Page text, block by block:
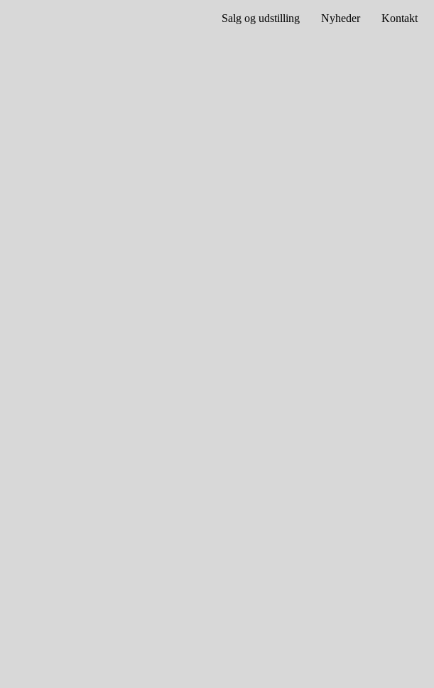
Salg og udstilling Nyheder Kontakt